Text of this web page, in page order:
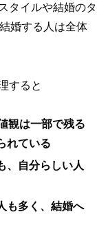
タイルや結婚のタ
婚する人は全体
すると
観は一部で残る
れている
、自分らしい人
も多く、結婚へ